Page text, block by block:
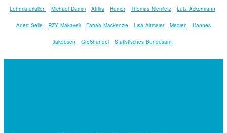
Lehrmaterialien Michael Damm Afrika Humor Thomas Niemietz Lutz Ackermann
Anett Selle RZY Makaveli Farrah Mackenzie Lisa Altmeier Medien Hannes
Jakobsen Großhandel Statistisches Bundesamt